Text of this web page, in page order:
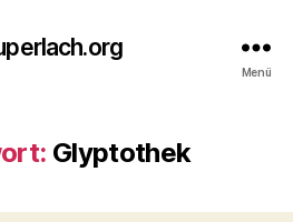
Menü
Glyptothek